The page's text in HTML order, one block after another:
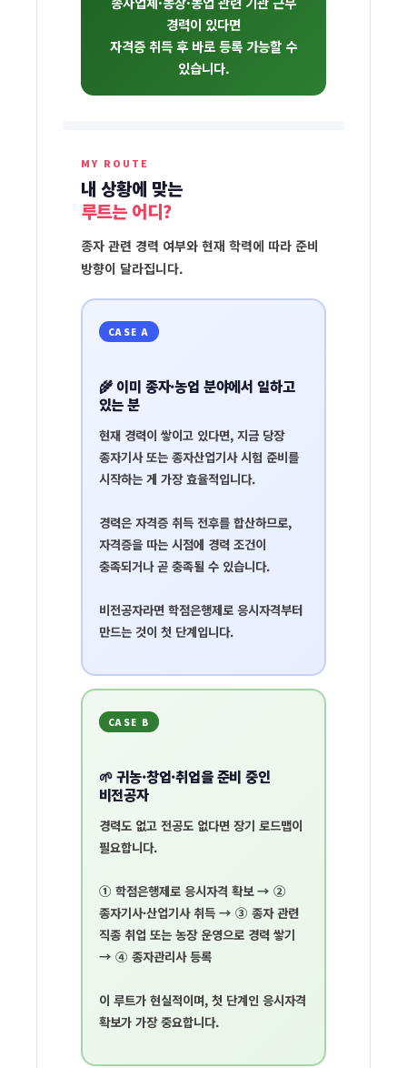
경력이 있다면
자격증 취득 후 바로 등록 가능할 수
있습니다.
종
자
관
리
사
취
법
내
상
루
트
MY ROUTE
내 상황에 맞는
루트는 어디?
종자 관련 경력 여부와 현재 학력에 따라 준비
방향이 달라집니다.
CASE A
🌾 이미 종자·농업 분야에서 일하고
있는 분
현재 경력이 쌓이고 있다면, 지금 당장
종자기사 또는 종자산업기사 시험 준비를
시작하는 게 가장 효율적입니다.
경력은 자격증 취득 전후를 합산하므로,
자격증을 따는 시점에 경력 조건이
충족되거나 곧 충족될 수 있습니다.
비전공자라면 학점은행제로 응시자격부터
만드는 것이 첫 단계입니다.
CASE B
🌱 귀농·창업·취업을 준비 중인
비전공자
경력도 없고 전공도 없다면 장기 로드맵이
필요합니다.
① 학점은행제로 응시자격 확보 → ②
종자기사·산업기사 취득 → ③ 종자 관련
직종 취업 또는 농장 운영으로 경력 쌓기
→ ④ 종자관리사 등록
이 루트가 현실적이며, 첫 단계인 응시자격
확보가 가장 중요합니다.